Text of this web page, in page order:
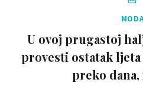
U ovoj prugastoj
provesti ostatak
preko dana,